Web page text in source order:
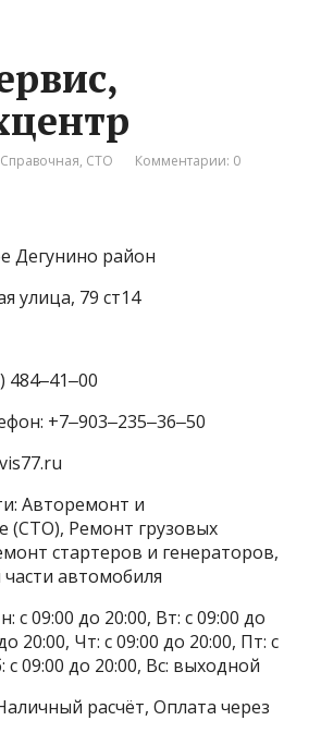
Справочная, СТО Комментарии: 0
Дегунино район
улица, 79 ст14
484‒41‒00
+7‒903‒235‒36‒50
Авторемонт и
(СТО), Ремонт грузовых
стартеров и генераторов,
автомобиля
с 09:00 до 20:00, Вт: с 09:00 до
20:00, Чт: с 09:00 до 20:00, Пт: с
с 09:00 до 20:00, Вс: выходной
расчёт, Оплата через